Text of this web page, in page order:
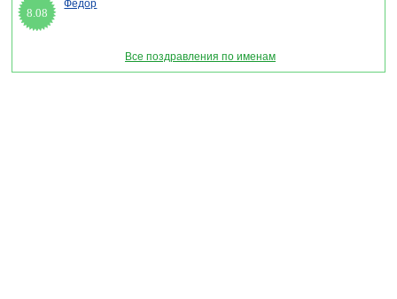
8.08
Федор
Все поздравления по именам